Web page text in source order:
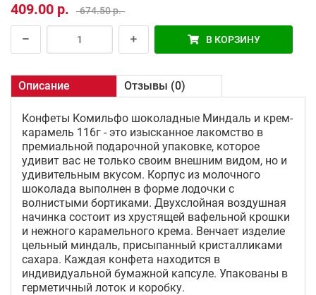
409.00 р. 674.50 р.
В КОРЗИНУ
Описание Отзывы (0)
Конфеты Комильфо шоколадные Миндаль и крем-
карамель 116г - это изысканное лакомство в
премиальной подарочной упаковке, которое
удивит вас не только своим внешним видом, но и
удивительным вкусом. Корпус из молочного
шоколада выполнен в форме лодочки с
волнистыми бортиками. Двухслойная воздушная
начинка состоит из хрустящей вафельной крошки
и нежного карамельного крема. Венчает изделие
цельный миндаль, присыпанный кристалликами
сахара. Каждая конфета находится в
индивидуальной бумажной капсуле. Упакованы в
герметичный лоток и коробку.